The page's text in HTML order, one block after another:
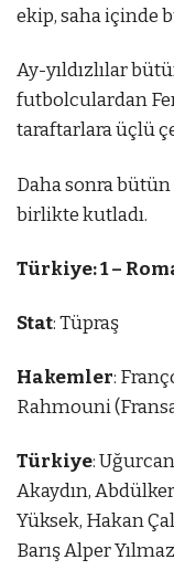
ekip, saha içinde
Ay-yıldızlılar
futbolculardan
taraftarlara üçlü
Daha sonra
birlikte kutladı.
Türkiye: 1 –
Stat: Tüpraş
Hakemler:
Rahmouni
Türkiye:
Akaydın,
Yüksek, Hakan
Barış Alper